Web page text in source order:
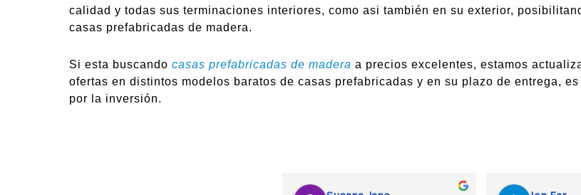
calidad y todas sus terminaciones interiores, como asi también en su exterior,
casas prefabricadas de madera.
Si esta buscando casas prefabricadas de madera a precios excelentes, estamos
ofertas en distintos modelos baratos de casas prefabricadas y en su plazo de entrega,
por la inversión.